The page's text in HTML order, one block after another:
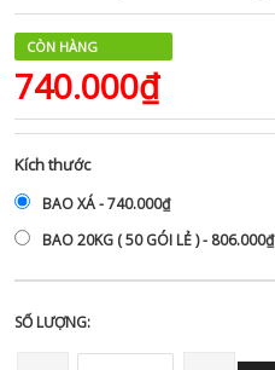
CÒN HÀNG
740.000₫
Kích thước
BAO XÁ - 740.000₫
BAO 20KG ( 50 GÓI LẺ ) - 806.000₫
SỐ LƯỢNG: